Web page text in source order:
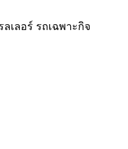
ลเลอร์ รถเฉพาะกิจ